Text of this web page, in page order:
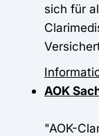
sich für
AOK
"AOK-